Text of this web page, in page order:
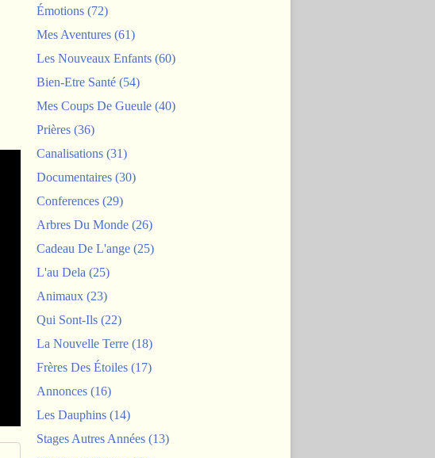
Émotions (72)
Mes Aventures (61)
Les Nouveaux Enfants (60)
Bien-Etre Santé (54)
Mes Coups De Gueule (40)
Prières (36)
Canalisations (31)
Documentaires (30)
Conferences (29)
Arbres Du Monde (26)
Cadeau De L'ange (25)
L'au Dela (25)
Animaux (23)
Qui Sont-Ils (22)
La Nouvelle Terre (18)
Frères Des Étoiles (17)
Annonces (16)
Les Dauphins (14)
Stages Autres Années (13)